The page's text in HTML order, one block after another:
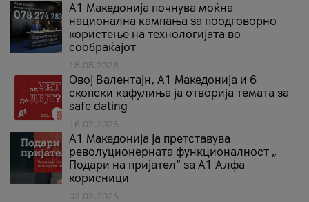
A1 Македонија почнува моќна
национална кампања за поодговорно
користење на технологијата во
сообраќајот
18.05.2026
Овој Валентајн, A1 Македонија и 6
скопски кафулиња ја отворија темата за
safe dating
16.02.2026
А1 Македонија ја претставува
револуционерната функционалност „
Подари на пријател“ за А1 Алфа
корисници
02.02.2026